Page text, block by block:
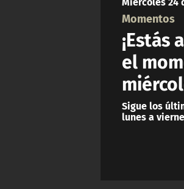
Momentos
¡Estás
el
Sigue los
lunes a